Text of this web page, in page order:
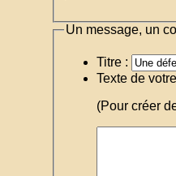
Un message, un
Titre :
Texte de
(Pour créer